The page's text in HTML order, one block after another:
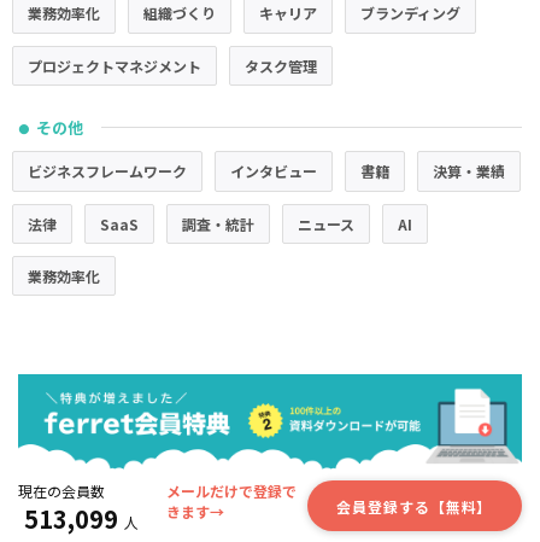
業務効率化 組織づくり キャリア ブランディング
プロジェクトマネジメント タスク管理
● その他
ビジネスフレームワーク インタビュー 書籍 決算・業績
法律 SaaS 調査・統計 ニュース AI
業務効率化
現在の会員数
513,099 人
メールだけで登録で
きます→
会員登録する【無料】